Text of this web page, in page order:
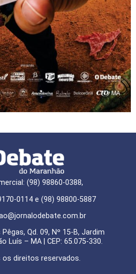
(98) 98860-0388,
0114 e (98) 98800-5887
Qd. 09, Nº 15-B, Jardim
Luís – MA | CEP: 65.075-330.
direitos reservados.